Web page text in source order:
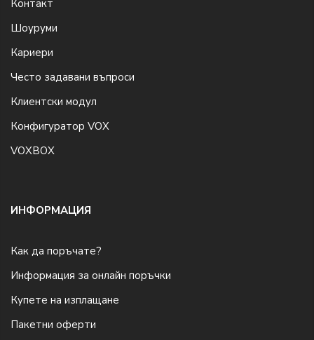
Контакт
Шоуруми
Кариери
Често задавани въпроси
Клиентски модул
Конфигуратор VOX
VOXBOX
ИНФОРМАЦИЯ
Как да поръчате?
Информация за онлайн поръчки
Купете на изплащане
Пакетни оферти